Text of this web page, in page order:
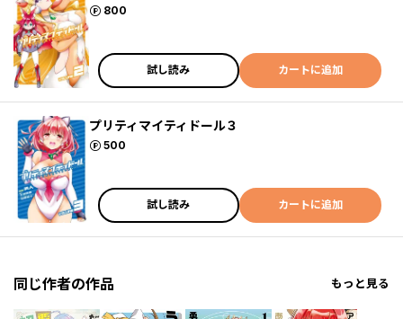
800
ポイント
試し読み カートに追加
プリティマイティドール３
500
ポイント
試し読み カートに追加
同じ作者の作品 もっと見る